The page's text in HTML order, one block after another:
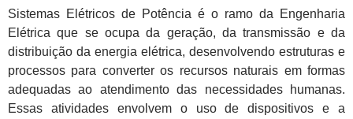
Sistemas Elétricos de Potência é o ramo da Engenharia
Elétrica que se ocupa da geração, da transmissão e da
distribuição da energia elétrica, desenvolvendo estruturas e
processos para converter os recursos naturais em formas
adequadas ao atendimento das necessidades humanas.
Essas atividades envolvem o uso de dispositivos e a